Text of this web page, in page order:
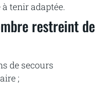
tenir adaptée.
restreint de
de secours
;